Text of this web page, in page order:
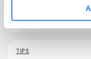
Grip houden op
in uren en
TIPS